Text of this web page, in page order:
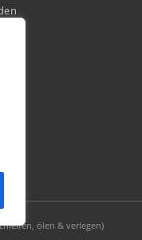
ölen & verlegen)